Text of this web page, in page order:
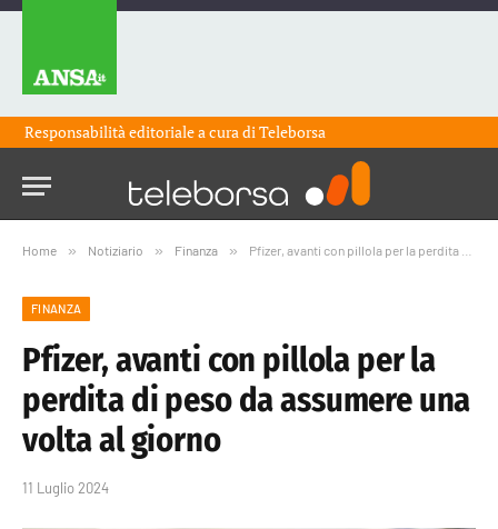
Responsabilità editoriale a cura diTeleborsa
Home » Notiziario » Finanza » Pfizer, avanti con pillola per la perdita di peso da assumere una volta al giorno
FINANZA
Pfizer, avanti con pillola per la
perdita di peso da assumere una
volta al giorno
11 Luglio 2024